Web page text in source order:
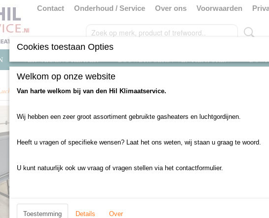
Contact Onderhoud / Service Over ons Voorwaarden
VERWARMING HEATER BOUWDROGERS / VENTILATOREN
gebruikt>deurbreedte tot 2 meter>Centrale Verwarming
GELU / LSA luchtgordijn
€ 1754,50 (inclusief btw 21%)
Aantal
Cookies toestaan Opties
Welkom op onze website
Van harte welkom bij van den Hil Klimaatservice.
Wij hebben een zeer groot assortiment gebruikte gasheaters en luchtgordijnen.
Heeft u vragen of specifieke wensen? Laat het ons weten, wij staan u graag te woord.
U kunt natuurlijk ook uw vraag of vragen stellen via het contactformulier.
Toestemming Details Over